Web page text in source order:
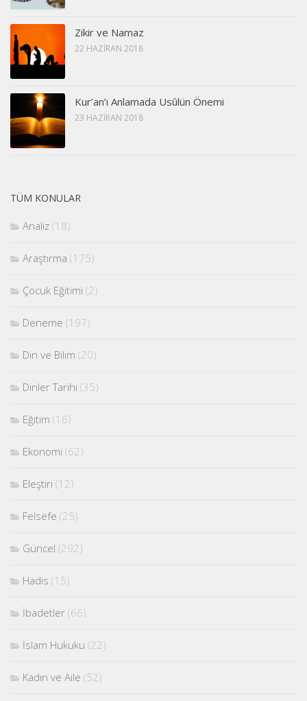
Zikir ve Namaz
22 HAZIRAN 2018
Kur’an’ı Anlamada Usûlün Önemi
23 HAZIRAN 2018
TÜM KONULAR
Analiz (18)
Araştırma (175)
Çocuk Eğitimi (2)
Deneme (197)
Din ve Bilim (20)
Dinler Tarihi (35)
Eğitim (16)
Ekonomi (62)
Eleştiri (12)
Felsefe (25)
Güncel (292)
Hadis (15)
İbadetler (66)
İslam Hukuku (22)
Kadın ve Aile (52)